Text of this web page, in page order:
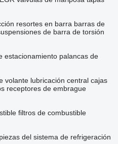
resortes en barra barras de
de barra de torsión
estacionamiento palancas de
volante lubricación central cajas
receptores de embrague
filtros de combustible
del sistema de refrigeración